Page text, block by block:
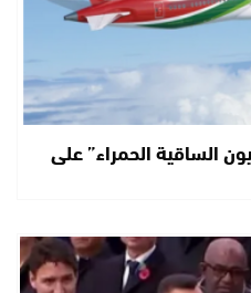
الساقية الحمراء” على